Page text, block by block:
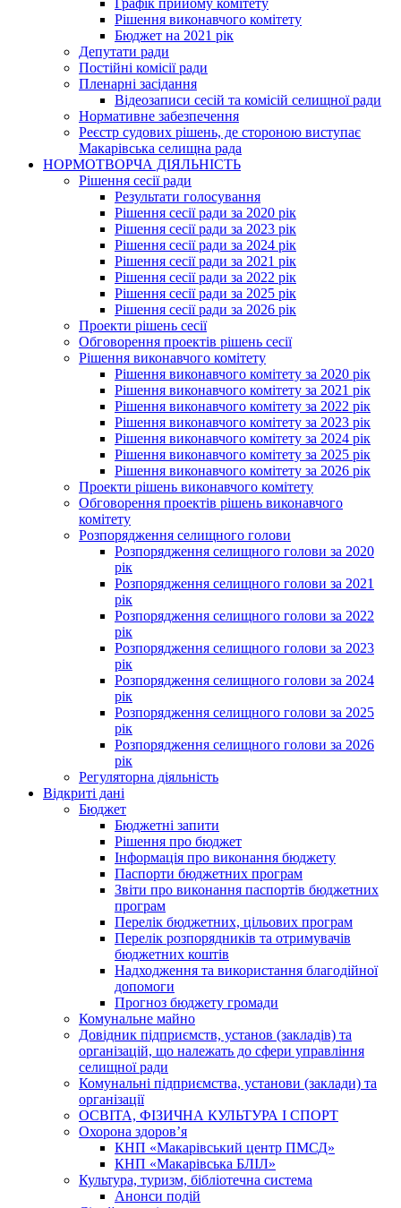
Графік прийому комітету
Рішення виконавчого комітету
Бюджет на 2021 рік
Депутати ради
Постійні комісії ради
Пленарні засідання
Відеозаписи сесій та комісій селищної ради
Нормативне забезпечення
Реєстр судових рішень, де стороною виступає
Макарівська селищна рада
НОРМОТВОРЧА ДІЯЛЬНІСТЬ
Рішення сесії ради
Результати голосування
Рішення сесії ради за 2020 рік
Рішення сесії ради за 2023 рік
Рішення сесії ради за 2024 рік
Рішення сесії ради за 2021 рік
Рішення сесії ради за 2022 рік
Рішення сесії ради за 2025 рік
Рішення сесії ради за 2026 рік
Проекти рішень сесії
Обговорення проектів рішень сесії
Рішення виконавчого комітету
Рішення виконавчого комітету за 2020 рік
Рішення виконавчого комітету за 2021 рік
Рішення виконавчого комітету за 2022 рік
Рішення виконавчого комітету за 2023 рік
Рішення виконавчого комітету за 2024 рік
Рішення виконавчого комітету за 2025 рік
Рішення виконавчого комітету за 2026 рік
Проекти рішень виконавчого комітету
Обговорення проектів рішень виконавчого
комітету
Розпорядження селищного голови
Розпорядження селищного голови за 2020
рік
Розпорядження селищного голови за 2021
рік
Розпорядження селищного голови за 2022
рік
Розпорядження селищного голови за 2023
рік
Розпорядження селищного голови за 2024
рік
Розпорядження селищного голови за 2025
рік
Розпорядження селищного голови за 2026
рік
Регуляторна діяльність
Відкриті дані
Бюджет
Бюджетні запити
Рішення про бюджет
Інформація про виконання бюджету
Паспорти бюджетних програм
Звіти про виконання паспортів бюджетних
програм
Перелік бюджетних, цільових програм
Перелік розпорядників та отримувачів
бюджетних коштів
Надходження та використання благодійної
допомоги
Прогноз бюджету громади
Комунальне майно
Довідник підприємств, установ (закладів) та
організацій, що належать до сфери управління
селищної ради
Комунальні підприємства, установи (заклади) та
організації
ОСВІТА, ФІЗИЧНА КУЛЬТУРА І СПОРТ
Охорона здоров’я
КНП «Макарівський центр ПМСД»
КНП «Макарівська БЛІЛ»
Культура, туризм, бібліотечна система
Анонси подій